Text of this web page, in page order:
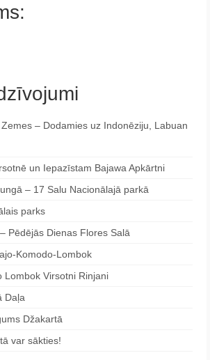
– Dodamies uz Indonēziju, Labuan
un Iepazīstam Bajawa Apkārtni
– 17 Salu Nacionālajā parkā
parks
Pēdējās Dienas Flores Salā
Komodo-Lombok
Lombok Virsotni Rinjani
Daļa
Džakartā
var sākties!